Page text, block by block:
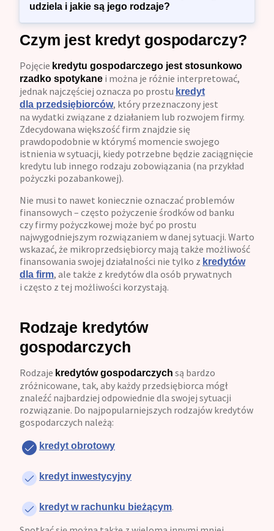
udziela i jakie są jego rodzaje?
Czym jest kredyt gospodarczy?
Pojęcie kredytu gospodarczego jest stosunkowo
rzadko spotykane i można je różnie interpretować,
jednak najczęściej oznacza po prostu kredyt
dla przedsiębiorców, który przeznaczony jest
na wydatki związane z działaniem lub rozwojem firmy.
Zdecydowana większość firm znajdzie się
prawdopodobnie w którymś momencie swojego
istnienia w sytuacji, kiedy potrzebne będzie zaciągnięcie
kredytu lub innego rodzaju zobowiązania (na przykład
pożyczki pozabankowej).
Nie musi to nawet koniecznie oznaczać problemów
finansowych – często pożyczenie środków od banku
czy firmy pożyczkowej może być po prostu
najwygodniejszym rozwiązaniem w danej sytuacji. Warto
wskazać, że mikroprzedsiębiorcy mają także możliwość
finansowania swojej działalności nie tylko z kredytów
dla firm, ale także z kredytów dla osób prywatnych
i często z tej możliwości korzystają.
Rodzaje kredytów
gospodarczych
Rodzaje kredytów gospodarczych są bardzo
zróżnicowane, tak, aby każdy przedsiębiorca mógł
znaleźć najbardziej odpowiednie dla swojej sytuacji
rozwiązanie. Do najpopularniejszych rodzajów kredytów
gospodarczych należą:
kredyt obrotowy
kredyt inwestycyjny
kredyt w rachunku bieżącym.